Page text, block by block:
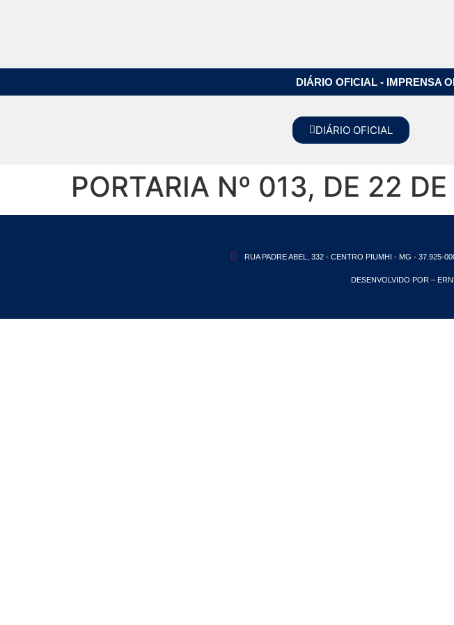
DIÁRIO OFICIAL - IMPRENSA
DIÁRIO OFICIAL
PORTARIA Nº 013, DE 22
RUA PADRE ABEL, 332 - CENTRO PIUMHI - MG - 37.925-
DESENVOLVIDO POR –